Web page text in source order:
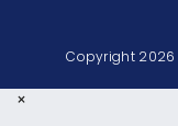
Copyright 2026
×